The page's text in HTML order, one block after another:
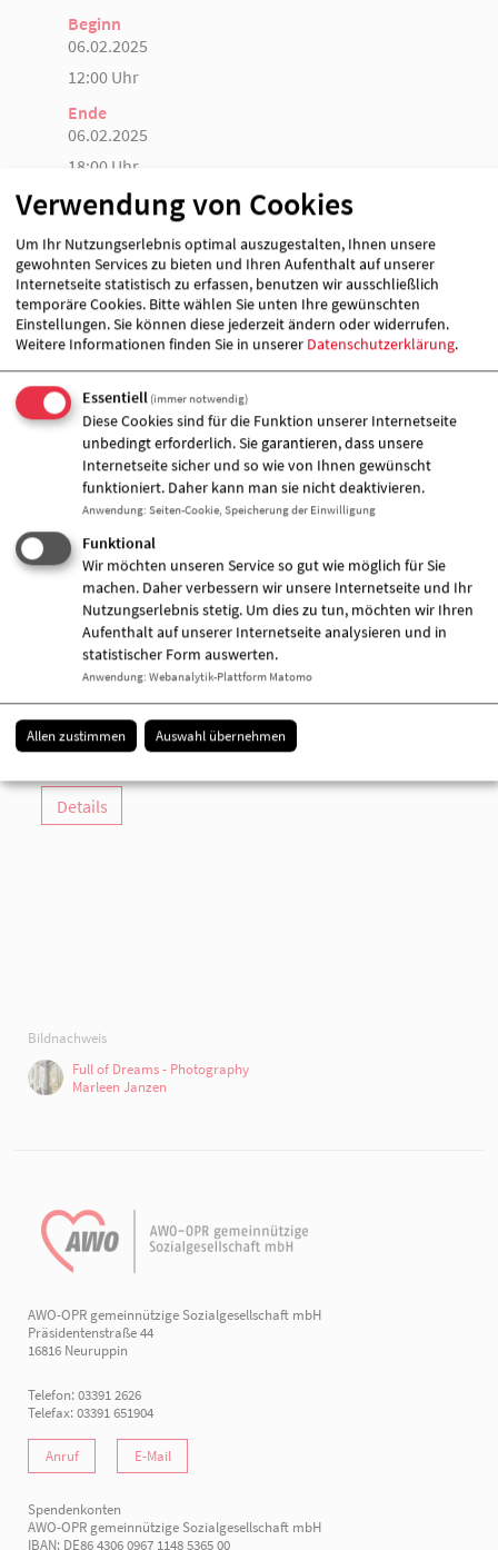
Beginn
06.02.2025
12:00 Uhr
Ende
06.02.2025
18:00 Uhr
Veranstalter &
Veranstaltungort
AWO-Kontakt- und Beratungsstelle /
Teilhabezentrum "Kleine Auszeit"
Prinzenstraße 14
16866 Kyritz
033971 607800
033971 72457
[E-Mail anzeigen]
Details
Bildnachweis
Full of Dreams - Photography
Marleen Janzen
AWO-OPR gemeinnützige Sozialgesellschaft mbH
Präsidentenstraße 44
16816 Neuruppin
Telefon: 03391 2626
Telefax: 03391 651904
Anruf E-Mail
Spendenkonten
AWO-OPR gemeinnützige Sozialgesellschaft mbH
IBAN: DE86 4306 0967 1148 5365 00
Verwendung von Cookies
Um Ihr Nutzungserlebnis optimal auszugestalten, Ihnen unsere
gewohnten Services zu bieten und Ihren Aufenthalt auf unserer
Internetseite statistisch zu erfassen, benutzen wir ausschließlich
temporäre Cookies. Bitte wählen Sie unten Ihre gewünschten
Einstellungen. Sie können diese jederzeit ändern oder widerrufen.
Weitere Informationen finden Sie in unserer Datenschutzerklärung.
Essentiell (immer notwendig)
Diese Cookies sind für die Funktion unserer Internetseite
unbedingt erforderlich. Sie garantieren, dass unsere
Internetseite sicher und so wie von Ihnen gewünscht
funktioniert. Daher kann man sie nicht deaktivieren.
Anwendung: Seiten-Cookie, Speicherung der Einwilligung
Funktional
Wir möchten unseren Service so gut wie möglich für Sie
machen. Daher verbessern wir unsere Internetseite und Ihr
Nutzungserlebnis stetig. Um dies zu tun, möchten wir Ihren
Aufenthalt auf unserer Internetseite analysieren und in
statistischer Form auswerten.
Anwendung: Webanalytik-Plattform Matomo
Allen zustimmen Auswahl übernehmen